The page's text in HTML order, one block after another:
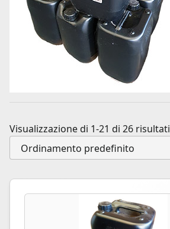
Visualizzazione di 1-21 di 26 risultati